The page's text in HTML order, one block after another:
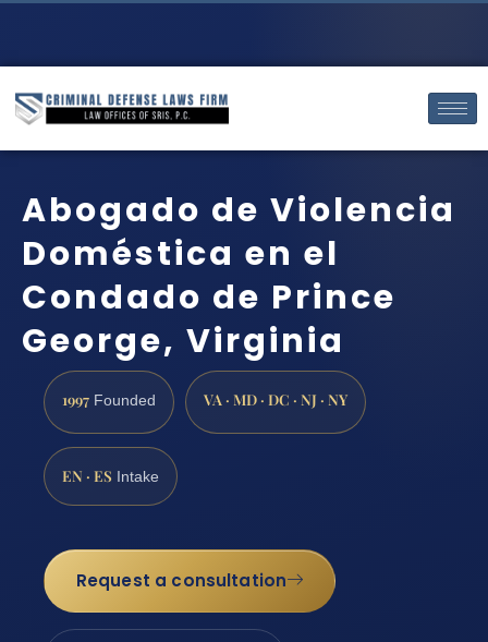
Abogado de Violencia
Doméstica en el
Condado de Prince
George, Virginia
1997 Founded VA · MD · DC · NJ · NY
EN · ES Intake
Request a consultation